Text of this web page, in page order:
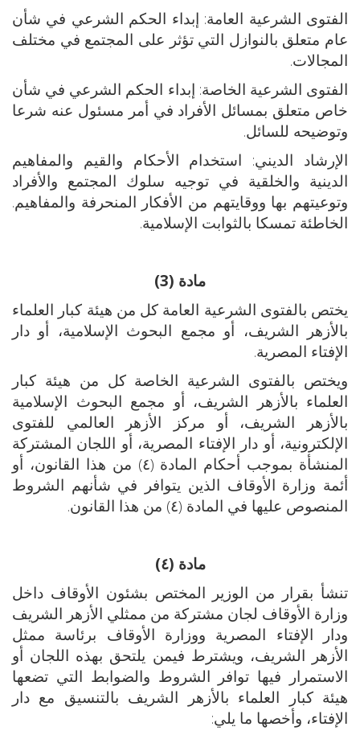
الفتوى الشرعية العامة: إبداء الحكم الشرعي في شأن
عام متعلق بالنوازل التي تؤثر على المجتمع في مختلف
المجالات.
الفتوى الشرعية الخاصة: إبداء الحكم الشرعي في شأن
خاص متعلق بمسائل الأفراد في أمر مسئول عنه شرعا
وتوضيحه للسائل.
الإرشاد الديني: استخدام الأحكام والقيم والمفاهيم
الدينية والخلقية في توجيه سلوك المجتمع والأفراد
وتوعيتهم بها ووقايتهم من الأفكار المنحرفة والمفاهيم.
الخاطئة تمسكا بالثوابت الإسلامية.
مادة (3)
يختص بالفتوى الشرعية العامة كل من هيئة كبار العلماء
بالأزهر الشريف، أو مجمع البحوث الإسلامية، أو دار
الإفتاء المصرية.
ويختص بالفتوى الشرعية الخاصة كل من هيئة كبار
العلماء بالأزهر الشريف، أو مجمع البحوث الإسلامية
بالأزهر الشريف، أو مركز الأزهر العالمي للفتوى
الإلكترونية، أو دار الإفتاء المصرية، أو اللجان المشتركة
المنشأة بموجب أحكام المادة (٤) من هذا القانون، أو
أئمة وزارة الأوقاف الذين يتوافر في شأنهم الشروط
المنصوص عليها في المادة (٤) من هذا القانون.
مادة (٤)
تنشأ بقرار من الوزير المختص بشئون الأوقاف داخل
وزارة الأوقاف لجان مشتركة من ممثلي الأزهر الشريف
ودار الإفتاء المصرية ووزارة الأوقاف برئاسة ممثل
الأزهر الشريف، ويشترط فيمن يلتحق بهذه اللجان أو
الاستمرار فيها توافر الشروط والضوابط التي تضعها
هيئة كبار العلماء بالأزهر الشريف بالتنسيق مع دار
الإفتاء، وأخصها ما يلي: